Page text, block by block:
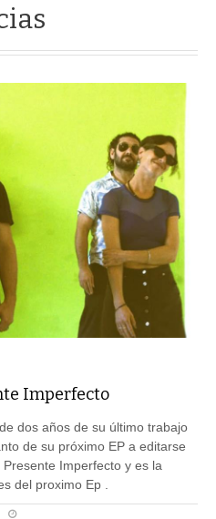
Imperfecto
dos años de su último trabajo
de su próximo EP a editarse
Imperfecto y es la
del proximo Ep .